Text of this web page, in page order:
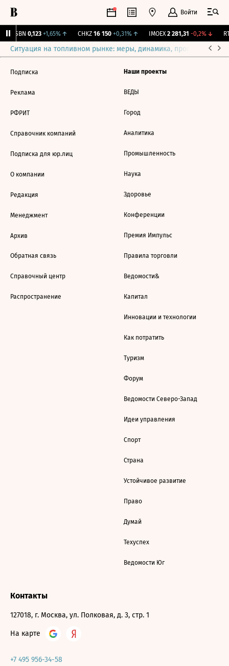
Войти
USBN 0,123 +1,65%↑ CHKZ 16 150 +0,31%↑ IMOEX 2 281,31 -0,2%↓
Ситуация на топливном рынке: меры, динамика, прогнозы
Подписка
Реклама
РФРИТ
Справочник компаний
Подписка для юр.лиц
О компании
Редакция
Менеджмент
Архив
Обратная связь
Справочный центр
Распространение
Наши проекты
ВЕДЫ
Город
Аналитика
Промышленность
Наука
Здоровье
Конференции
Премия Импульс
Правила торговли
Ведомости&
Капитал
Инновации и технологии
Как потратить
Туризм
Форум
Ведомости Северо-Запад
Идеи управления
Спорт
Страна
Устойчивое развитие
Право
Думай
Техуспех
Ведомости Юг
Контакты
127018, г. Москва, ул. Полковая, д. 3, стр. 1
На карте
+7 495 956-34-58